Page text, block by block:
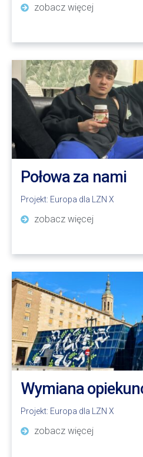
zobacz więcej
Połowa za nami
Projekt: Europa dla LZN X
zobacz więcej
Wymiana
Projekt: Europa dla LZN X
zobacz więcej